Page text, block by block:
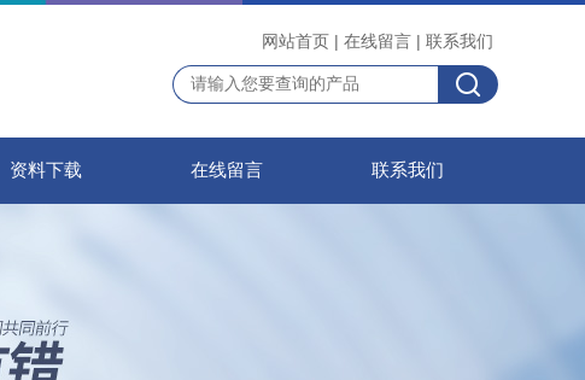
网站首页 | 在线留言 | 联系我们
资料下载 在线留言 联系我们